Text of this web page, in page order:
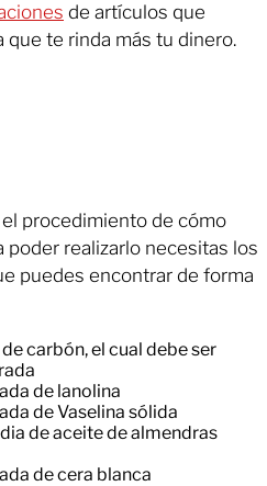
de artículos que
que te rinda más tu dinero.
procedimiento de cómo
poder realizarlo necesitas los
puedes encontrar de forma
carbón, el cual debe ser
de lanolina
de Vaselina sólida
de aceite de almendras
de cera blanca